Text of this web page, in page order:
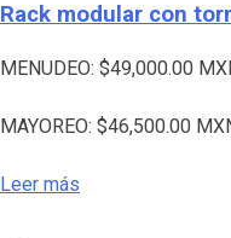
Rack modular con
MENUDEO: $49,000.00
MAYOREO: $46,500.00
Leer más